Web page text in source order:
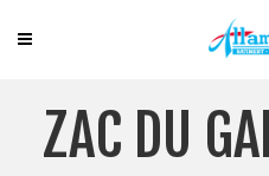
ZAC DU